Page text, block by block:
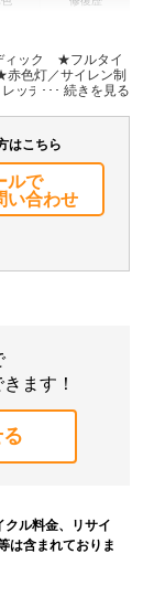
む）
ィック ★フルタイ
色灯／サイレン制
ッチャー／トヨタ
トマ限定免許対応
はこちら
ルで
い合わせ
ます！
クル料金、リサイ
は含まれておりま